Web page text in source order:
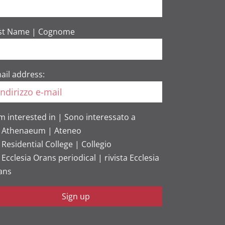
Name | Cognome
address:
interested in | Sono interessato a
Athenaeum | Ateneo
Residential College | Collegio
Ecclesia Orans periodical | rivista Ecclesia